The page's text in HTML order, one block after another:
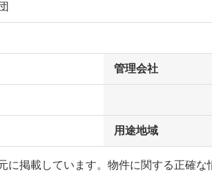
管理会社
用途地域
に掲載しています。物件に関する正確